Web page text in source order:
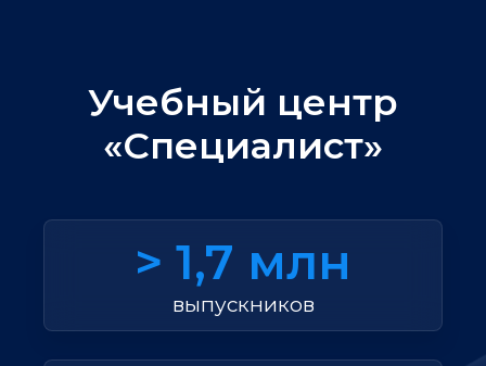
Учебный центр
«Специалист»
> 1,7 млн
выпускников